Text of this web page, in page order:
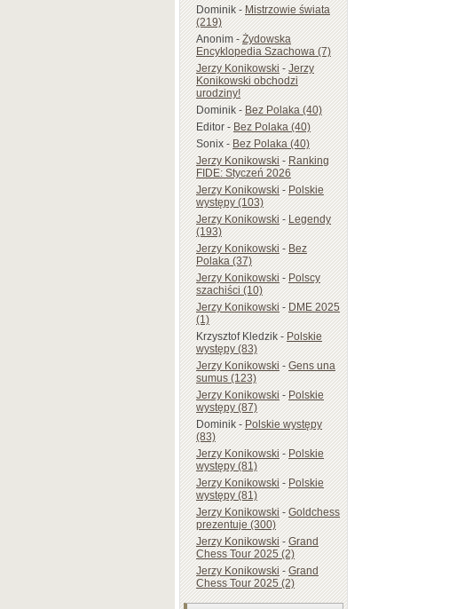
Dominik-Mistrzowie świata
(219)
Anonim-Żydowska
Encyklopedia Szachowa (7)
Jerzy Konikowski-Jerzy
Konikowski obchodzi
urodziny!
Dominik-Bez Polaka (40)
Editor-Bez Polaka (40)
Sonix-Bez Polaka (40)
Jerzy Konikowski-Ranking
FIDE: Styczeń 2026
Jerzy Konikowski-Polskie
występy (103)
Jerzy Konikowski-Legendy
(193)
Jerzy Konikowski-Bez
Polaka (37)
Jerzy Konikowski-Polscy
szachiści (10)
Jerzy Konikowski-DME 2025
(1)
Krzysztof Kledzik-Polskie
występy (83)
Jerzy Konikowski-Gens una
sumus (123)
Jerzy Konikowski-Polskie
występy (87)
Dominik-Polskie występy
(83)
Jerzy Konikowski-Polskie
występy (81)
Jerzy Konikowski-Polskie
występy (81)
Jerzy Konikowski-Goldchess
prezentuje (300)
Jerzy Konikowski-Grand
Chess Tour 2025 (2)
Jerzy Konikowski-Grand
Chess Tour 2025 (2)